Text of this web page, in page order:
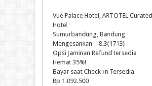
Vue Palace Hotel, ARTOTEL Curated
Hotel
Sumurbandung, Bandung
Mengesankan – 8.3(1713)
Opsi Jaminan Refund tersedia
Hemat 35%!
Bayar saat Check-in Tersedia
Rp 1.092.500